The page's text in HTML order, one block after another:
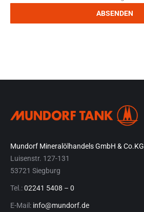
Mundorf Mineralölhandels GmbH & Co.KG
Luisenstr. 127-131
53721 Siegburg
Tel.:02241 5408 – 0
E-Mail: info@mundorf.de